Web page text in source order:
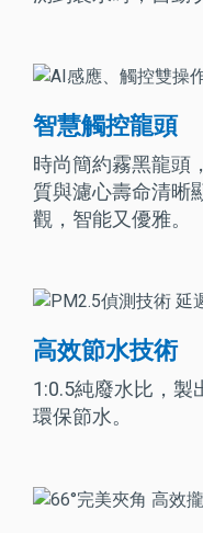
智慧觸控龍頭
時尚簡約霧黑龍頭
質與濾心壽命清晰
觀，智能又優雅。
高效節水技術
1:0.5純廢水比，製
環保節水。